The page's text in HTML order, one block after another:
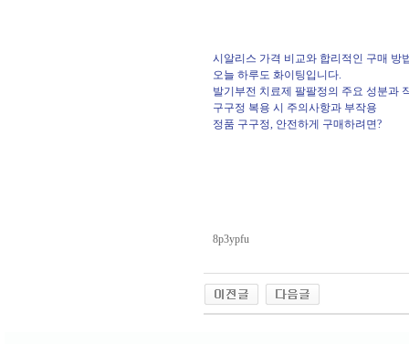
시알리스 가격 비교와 합리적인 구매 방
오늘 하루도 화이팅입니다.
발기부전 치료제 팔팔정의 주요 성분과
구구정 복용 시 주의사항과 부작용
정품 구구정, 안전하게 구매하려면?
8p3ypfu